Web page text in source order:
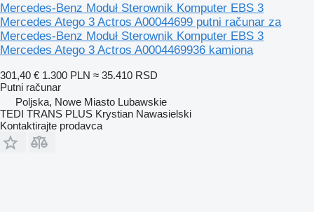
Mercedes-Benz Moduł Sterownik Komputer EBS 3
Mercedes Atego 3 Actros A00044699 putni računar za
Mercedes-Benz Moduł Sterownik Komputer EBS 3
Mercedes Atego 3 Actros A0004469936 kamiona
301,40 € 1.300 PLN ≈ 35.410 RSD
Putni računar
Poljska, Nowe Miasto Lubawskie
TEDI TRANS PLUS Krystian Nawasielski
Kontaktirajte prodavca